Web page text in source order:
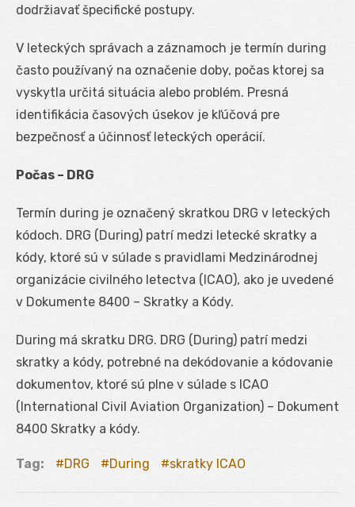
dodržiavať špecifické postupy.
V leteckých správach a záznamoch je termín during
často používaný na označenie doby, počas ktorej sa
vyskytla určitá situácia alebo problém. Presná
identifikácia časových úsekov je kľúčová pre
bezpečnosť a účinnosť leteckých operácií.
Počas – DRG
Termín during je označený skratkou DRG v leteckých
kódoch. DRG (During) patrí medzi letecké skratky a
kódy, ktoré sú v súlade s pravidlami Medzinárodnej
organizácie civilného letectva (ICAO), ako je uvedené
v Dokumente 8400 – Skratky a Kódy.
During má skratku DRG. DRG (During) patrí medzi
skratky a kódy, potrebné na dekódovanie a kódovanie
dokumentov, ktoré sú plne v súlade s ICAO
(International Civil Aviation Organization) – Dokument
8400 Skratky a kódy.
Tag: DRG During skratky ICAO